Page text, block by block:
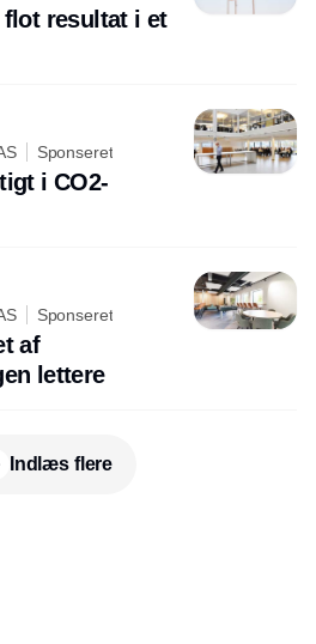
flot resultat i et
Sponseret
i CO2-
Sponseret
af
lettere
Indlæs flere